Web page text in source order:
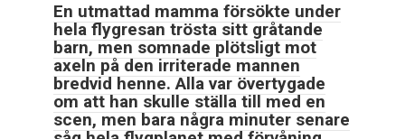
En utmattad mamma försökte under
hela flygresan trösta sitt gråtande
barn, men somnade plötsligt mot
axeln på den irriterade mannen
bredvid henne. Alla var övertygade
om att han skulle ställa till med en
scen, men bara några minuter senare